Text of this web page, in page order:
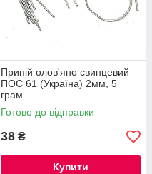
Припій олов'яно свинцевий
ПОС 61 (Україна) 2мм, 5
грам
Готово до відправки
38 ₴
Купити